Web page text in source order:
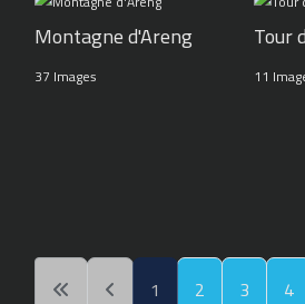
Montagne d'Areng
37 Images
Tour
11
1 2 3 4